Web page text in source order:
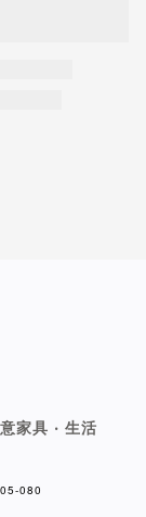
家具 ‧ 生活
080